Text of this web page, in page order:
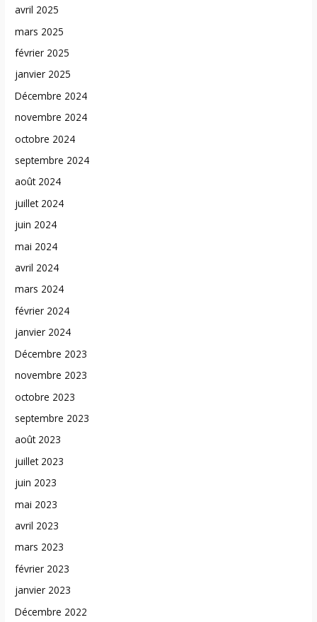
avril 2025
mars 2025
février 2025
janvier 2025
Décembre 2024
novembre 2024
octobre 2024
septembre 2024
août 2024
juillet 2024
juin 2024
mai 2024
avril 2024
mars 2024
février 2024
janvier 2024
Décembre 2023
novembre 2023
octobre 2023
septembre 2023
août 2023
juillet 2023
juin 2023
mai 2023
avril 2023
mars 2023
février 2023
janvier 2023
Décembre 2022